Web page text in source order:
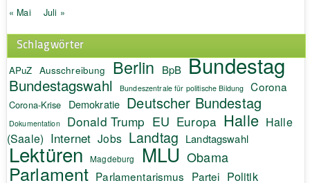
« Mai Juli »
Schlagwörter
APuZ Ausschreibung Berlin BpB Bundestag
Bundestagswahl Bundeszentrale für politische Bildung Corona
Corona-Krise Demokratie Deutscher Bundestag
Dokumentation Donald Trump EU Europa Halle Halle
(Saale) Internet Jobs Landtag Landtagswahl
Lektüren Magdeburg MLU Obama
Parlament Parlamentarismus Partei Politik